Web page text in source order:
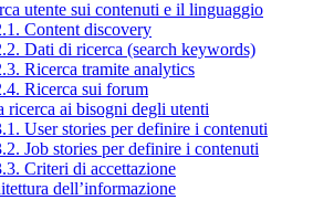
utente sui contenuti e il linguaggio
Content discovery
Dati di ricerca (search keywords)
Ricerca tramite analytics
Ricerca sui forum
ricerca ai bisogni degli utenti
User stories per definire i contenuti
Job stories per definire i contenuti
Criteri di accettazione
dell’informazione